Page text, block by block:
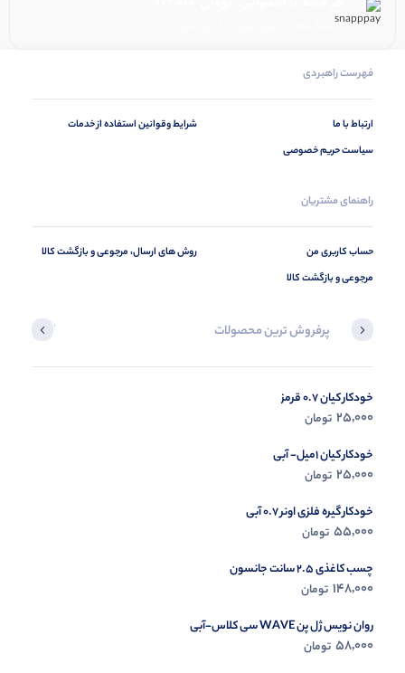
۴ قسط ماهانه. بدون سود، چک و ضامن.
فهرست راهبردی
ارتباط با ما
سیاست حریم خصوصی
شرایط وقوانین استفاده از خدمات
راهنمای مشتریان
حساب کاربری من
مرجوعی و بازگشت کالا
روش های ارسال، مرجوعی و بازگشت کالا
پرفروش ترین محصولات آخرین
خودکار کیان 0.7 قرمز
25,000 تومان
خودکار کیان 1میل- آبی
25,000 تومان
خودکار گیره فلزی اونر 0.7 آبی
55,000 تومان
چسب کاغذی 2.5 سانت جانسون
148,000 تومان
روان نویس ژل پن WAVE سی کلاس-آبی
58,000 تومان